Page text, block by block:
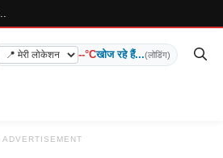
--°Cखोज रहे हैं...(लोडिंग)
ADVERTISEMENT